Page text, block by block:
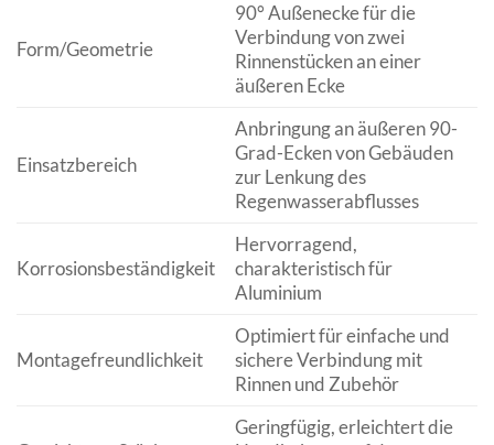
Form/Geometrie
90° Außenecke für die
Verbindung von zwei
Rinnenstücken an einer
äußeren Ecke
Einsatzbereich
Anbringung an äußeren 90-
Grad-Ecken von Gebäuden
zur Lenkung des
Regenwasserabflusses
Korrosionsbeständigkeit
Hervorragend,
charakteristisch für
Aluminium
Montagefreundlichkeit
Optimiert für einfache und
sichere Verbindung mit
Rinnen und Zubehör
Geringfügig, erleichtert die